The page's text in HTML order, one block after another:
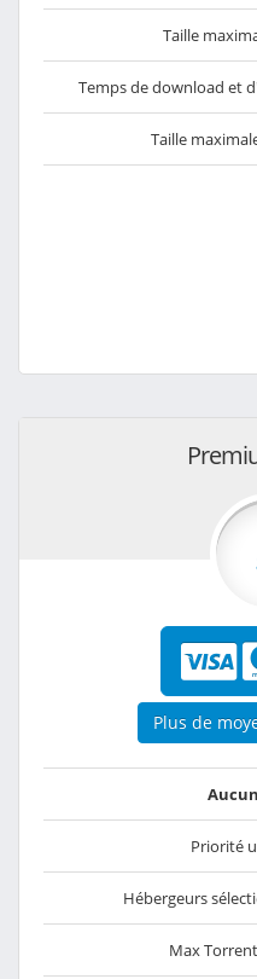
Taille
Temps de download et
Taille
Plus de
Priorité
Hébergeurs
Max